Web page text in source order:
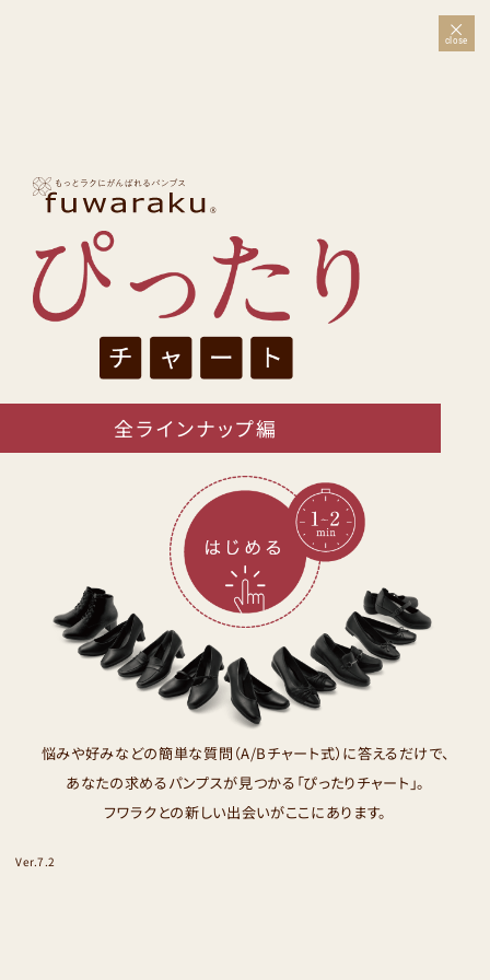
close
全ラインナップ編
悩みや好みなどの簡単な質問（A/Bチャート式）に答えるだけで、
あなたの求めるパンプスが見つかる 「ぴったりチャート」。
フワラクとの新しい出会いがここにあります。
Ver.7.2